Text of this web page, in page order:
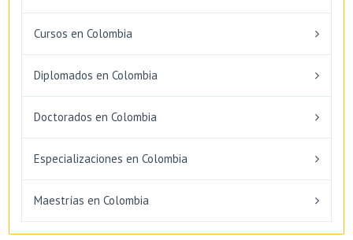
Cursos en Colombia
Diplomados en Colombia
Doctorados en Colombia
Especializaciones en Colombia
Maestrías en Colombia